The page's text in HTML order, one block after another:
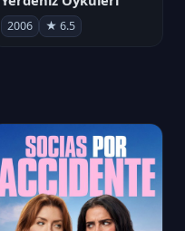
2006 ★ 6.5